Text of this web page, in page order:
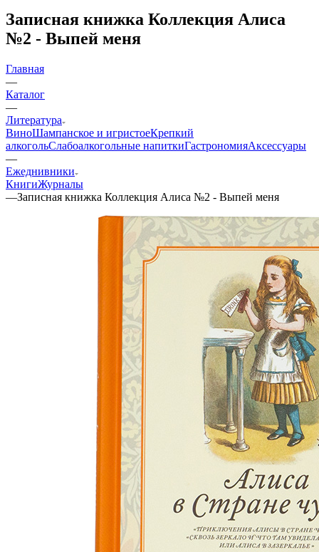
Записная книжка Коллекция Алиса
№2 - Выпей меня
Главная
—
Каталог
—
Литература
ВиноШампанское и игристоеКрепкий
алкогольСлабоалкогольные напиткиГастрономияАксессуары
—
Ежеднивники
КнигиЖурналы
—Записная книжка Коллекция Алиса №2 - Выпей меня